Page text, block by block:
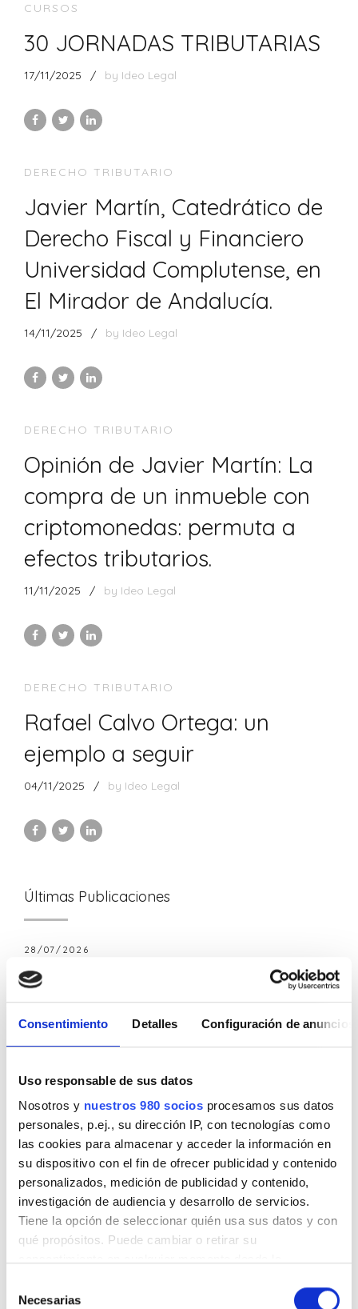
Consentimiento Detalles Configuración de anuncios
Uso responsable de sus datos
Nosotros y nuestros 980 socios procesamos sus datos
personales, p.ej., su dirección IP, con tecnologías como
las cookies para almacenar y acceder la información en
su dispositivo con el fin de ofrecer publicidad y contenido
personalizados, medición de publicidad y contenido,
investigación de audiencia y desarrollo de servicios.
Tiene la opción de seleccionar quién usa sus datos y con
qué propósitos. Puede cambiar o retirar su
consentimiento.
Necesarias
CURSOS
30 JORNADAS TRIBUTARIAS
17/11/2025 by Ideo Legal
DERECHO TRIBUTARIO
Javier Martín, Catedrático de
Derecho Fiscal y Financiero
Universidad Complutense, en
El Mirador de Andalucía.
14/11/2025 by Ideo Legal
DERECHO TRIBUTARIO
Opinión de Javier Martín: La
compra de un inmueble con
criptomonedas: permuta a
efectos tributarios.
11/11/2025 by Ideo Legal
DERECHO TRIBUTARIO
Rafael Calvo Ortega: un
ejemplo a seguir
04/11/2025 by Ideo Legal
Últimas Publicaciones
28/07/2026
¿Cómo debe calcularse la principal
fuente de renta para que estemos ante
una empresa familiar?
14/07/2026
La deducibilidad de la pérdida por robo
Sociedades
07/07/2026
Cómputo del plazo de prescripción para
la declaración de la responsabilidad
tributaria subsidiaria
06/07/2026
El IVA en el ámbito de la economía
digital
01/07/2026
década en la lista de Hacienda